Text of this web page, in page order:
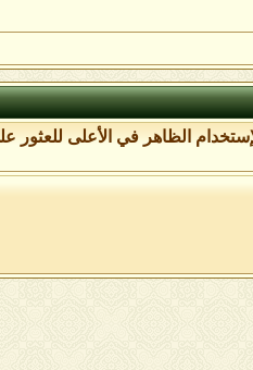
الظاهر في الأعلى للعثور